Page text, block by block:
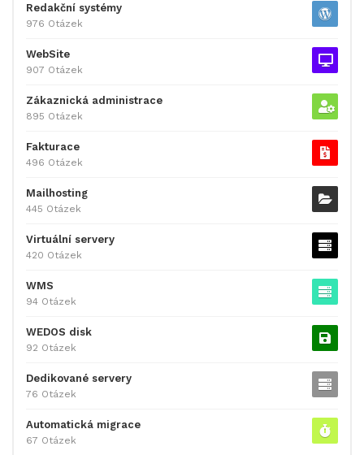
Redakční systémy
976 Otázek
WebSite
907 Otázek
Zákaznická administrace
895 Otázek
Fakturace
496 Otázek
Mailhosting
445 Otázek
Virtuální servery
420 Otázek
WMS
94 Otázek
WEDOS disk
92 Otázek
Dedikované servery
76 Otázek
Automatická migrace
67 Otázek